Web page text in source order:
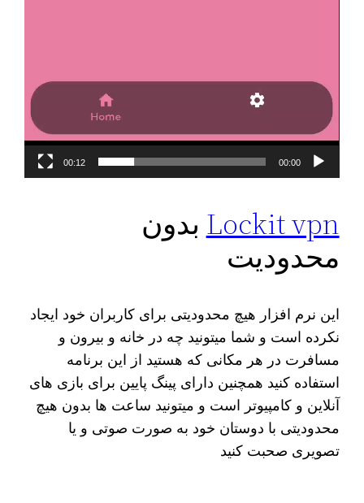
00:00
00:12
Lockit vpn بدون
محدودیت
این نرم افزار هیچ محدودیتی برای کاربران خود ایجاد
نکرده است و شما میتونید چه در خانه و بیرون و
مسافرت در هر مکانی که هستید از این برنامه
استفاده کنید همچنین دارای پینگ پایین برای بازی های
آنلاین و کامپیوتر است و میتونید ساعت ها بدون هیچ
محدودیتی با دوستان خود به صورت صوتی و یا
تصویری صحبت کنید